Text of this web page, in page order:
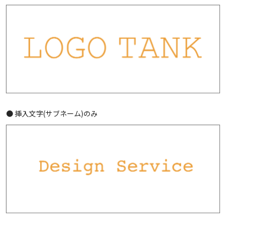
● 挿入文字(サブネーム)のみ